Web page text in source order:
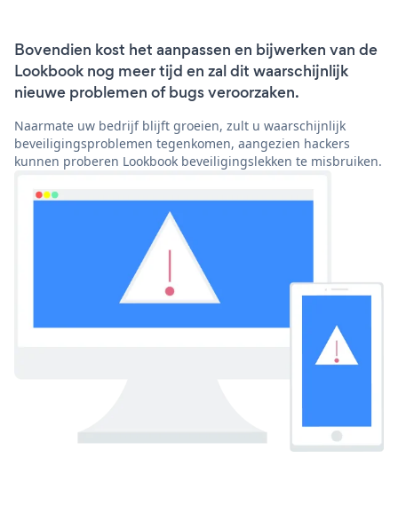
Bovendien kost het aanpassen en bijwerken van de
Lookbook nog meer tijd en zal dit waarschijnlijk
nieuwe problemen of bugs veroorzaken.
Naarmate uw bedrijf blijft groeien, zult u waarschijnlijk
beveiligingsproblemen tegenkomen, aangezien hackers
kunnen proberen Lookbook beveiligingslekken te misbruiken.